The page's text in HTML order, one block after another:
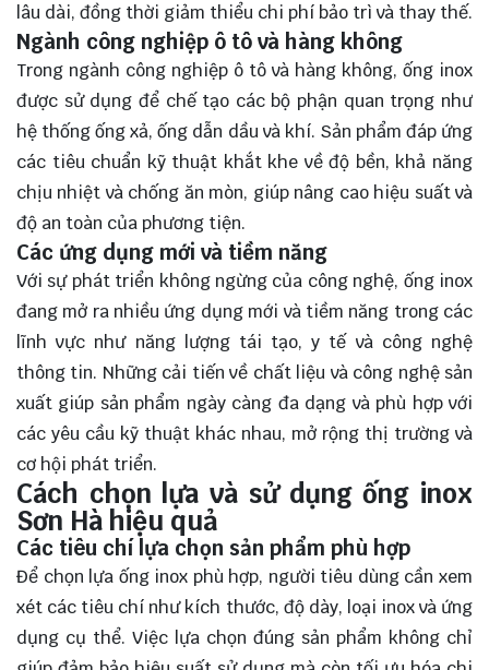
lâu dài, đồng thời giảm thiểu chi phí bảo trì và thay thế.
Ngành công nghiệp ô tô và hàng không
Trong ngành công nghiệp ô tô và hàng không, ống inox
được sử dụng để chế tạo các bộ phận quan trọng như
hệ thống ống xả, ống dẫn dầu và khí. Sản phẩm đáp ứng
các tiêu chuẩn kỹ thuật khắt khe về độ bền, khả năng
chịu nhiệt và chống ăn mòn, giúp nâng cao hiệu suất và
độ an toàn của phương tiện.
Các ứng dụng mới và tiềm năng
Với sự phát triển không ngừng của công nghệ, ống inox
đang mở ra nhiều ứng dụng mới và tiềm năng trong các
lĩnh vực như năng lượng tái tạo, y tế và công nghệ
thông tin. Những cải tiến về chất liệu và công nghệ sản
xuất giúp sản phẩm ngày càng đa dạng và phù hợp với
các yêu cầu kỹ thuật khác nhau, mở rộng thị trường và
cơ hội phát triển.
Cách chọn lựa và sử dụng ống inox
Sơn Hà hiệu quả
Các tiêu chí lựa chọn sản phẩm phù hợp
Để chọn lựa ống inox phù hợp, người tiêu dùng cần xem
xét các tiêu chí như kích thước, độ dày, loại inox và ứng
dụng cụ thể. Việc lựa chọn đúng sản phẩm không chỉ